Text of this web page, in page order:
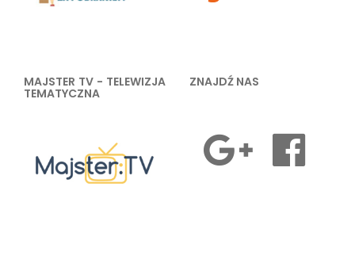
MAJSTER TV - TELEWIZJA
TEMATYCZNA
ZNAJDŹ NAS